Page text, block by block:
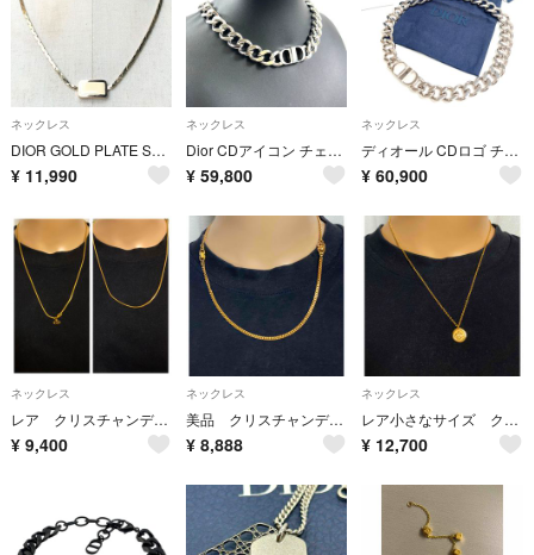
ネックレス
DIOR GOLD PLATE SNAKE CHAIN NECKLACE/ゴールド/ネックレス
¥ 11,990
ネックレス
Dior CDアイコン チェーンリンク ネックレス シルバー メンズ 箱付き
¥ 59,800
ネックレス
ディオール CDロゴ チェーンネックレス 喜平 シルバー メンズ 箱付き
¥ 60,900
ネックレス
レア クリスチャンディオール ビンテージ ネックレス
¥ 9,400
ネックレス
美品 クリスチャンディオール ビンテージ 喜平チェーン ネックレス
¥ 8,888
ネックレス
レア小さなサイズ クリスチャンディオール ビンテージ CDR エンブレムロゴ チャーム
¥ 12,700